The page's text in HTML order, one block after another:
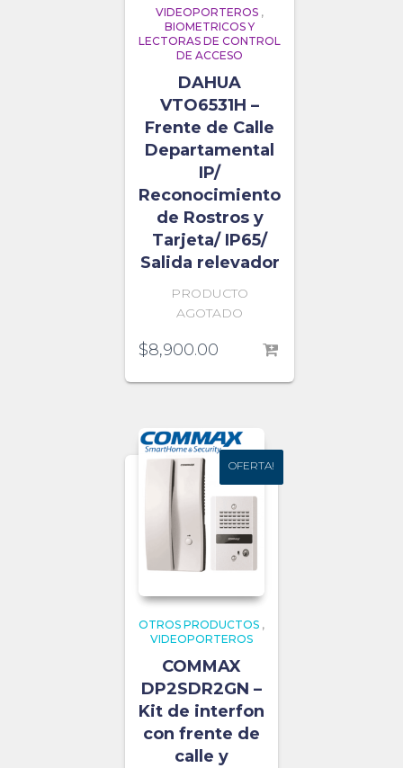
VIDEOPORTEROS ,
BIOMETRICOS Y
LECTORAS DE CONTROL
DE ACCESO
DAHUA
VTO6531H –
Frente de Calle
Departamental
IP/
Reconocimiento
de Rostros y
Tarjeta/ IP65/
Salida relevador
PRODUCTO
AGOTADO
$8,900.00
OFERTA!
OFERTA!
OTROS PRODUCTOS ,
VIDEOPORTEROS
COMMAX
DP2SDR2GN –
Kit de interfon
con frente de
calle y